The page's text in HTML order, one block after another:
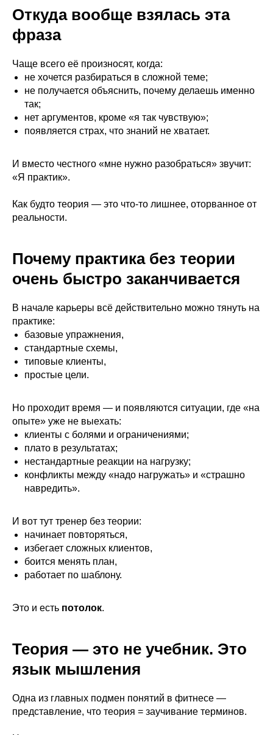
Откуда вообще взялась эта
фраза
Чаще всего её произносят, когда:
не хочется разбираться в сложной теме;
не получается объяснить, почему делаешь именно
так;
нет аргументов, кроме «я так чувствую»;
появляется страх, что знаний не хватает.
И вместо честного «мне нужно разобраться» звучит:
«Я практик».
Как будто теория — это что-то лишнее, оторванное от
реальности.
Почему практика без теории
очень быстро заканчивается
В начале карьеры всё действительно можно тянуть на
практике:
базовые упражнения,
стандартные схемы,
типовые клиенты,
простые цели.
Но проходит время — и появляются ситуации, где «на
опыте» уже не выехать:
клиенты с болями и ограничениями;
плато в результатах;
нестандартные реакции на нагрузку;
конфликты между «надо нагружать» и «страшно
навредить».
И вот тут тренер без теории:
начинает повторяться,
избегает сложных клиентов,
боится менять план,
работает по шаблону.
Это и есть потолок.
Теория — это не учебник. Это
язык мышления
Одна из главных подмен понятий в фитнесе —
представление, что теория = заучивание терминов.